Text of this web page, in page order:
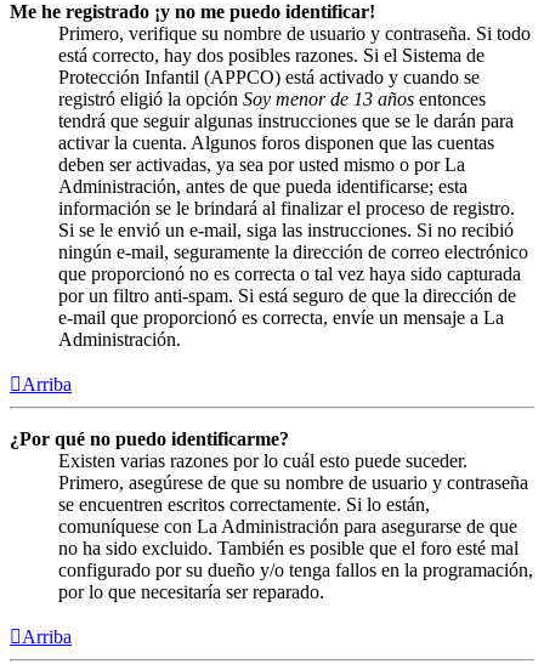
Me he registrado ¡y no me puedo identificar!
Primero, verifique su nombre de usuario y contraseña. Si todo
está correcto, hay dos posibles razones. Si el Sistema de
Protección Infantil (APPCO) está activado y cuando se
registró eligió la opción Soy menor de 13 años entonces
tendrá que seguir algunas instrucciones que se le darán para
activar la cuenta. Algunos foros disponen que las cuentas
deben ser activadas, ya sea por usted mismo o por La
Administración, antes de que pueda identificarse; esta
información se le brindará al finalizar el proceso de registro.
Si se le envió un e-mail, siga las instrucciones. Si no recibió
ningún e-mail, seguramente la dirección de correo electrónico
que proporcionó no es correcta o tal vez haya sido capturada
por un filtro anti-spam. Si está seguro de que la dirección de
e-mail que proporcionó es correcta, envíe un mensaje a La
Administración.
Arriba
¿Por qué no puedo identificarme?
Existen varias razones por lo cuál esto puede suceder.
Primero, asegúrese de que su nombre de usuario y contraseña
se encuentren escritos correctamente. Si lo están,
comuníquese con La Administración para asegurarse de que
no ha sido excluido. También es posible que el foro esté mal
configurado por su dueño y/o tenga fallos en la programación,
por lo que necesitaría ser reparado.
Arriba